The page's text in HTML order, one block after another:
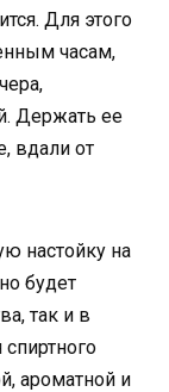
Для этого
часам,
Держать ее
вдали от
настойку на
будет
так и в
ароматной и